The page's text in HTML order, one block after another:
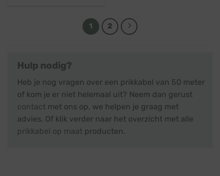
1 2
Hulp nodig?
Heb je nog vragen over een prikkabel van 50 meter
of kom je er niet helemaal uit? Neem dan gerust
contact met ons op, we helpen je graag met
advies. Of klik verder naar het overzicht met alle
prikkabel op maat producten.